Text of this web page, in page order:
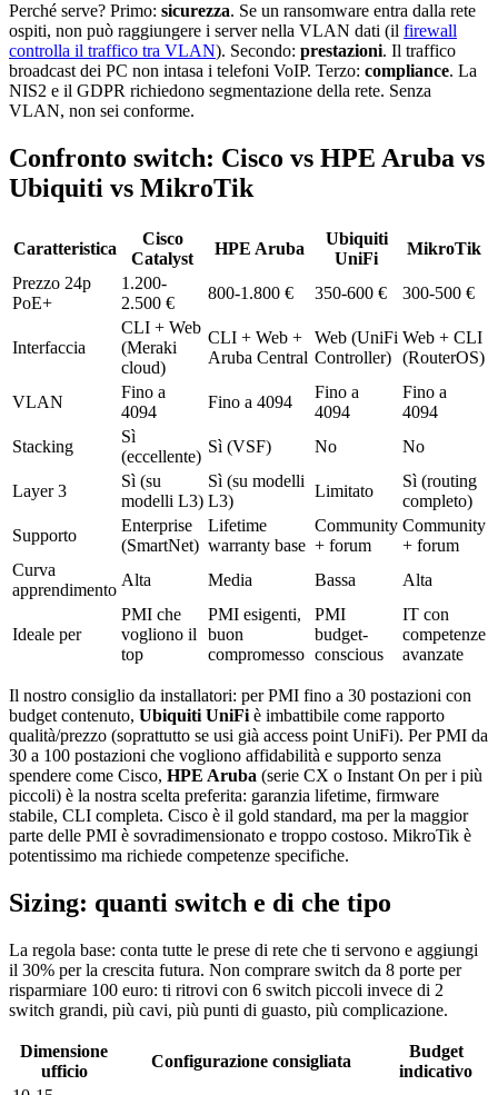
Perché serve? Primo: sicurezza. Se un ransomware entra dalla rete
ospiti, non può raggiungere i server nella VLAN dati (il firewall
controlla il traffico tra VLAN). Secondo: prestazioni. Il traffico
broadcast dei PC non intasa i telefoni VoIP. Terzo: compliance. La
NIS2 e il GDPR richiedono segmentazione della rete. Senza
VLAN, non sei conforme.
Confronto switch: Cisco vs HPE Aruba vs
Ubiquiti vs MikroTik
Caratteristica
Cisco
Catalyst
HPE Aruba
Ubiquiti
UniFi
MikroTik
Prezzo 24p
PoE+
1.200-
2.500 €
800-1.800 € 350-600 € 300-500 €
Interfaccia
CLI + Web
(Meraki
cloud)
CLI + Web +
Aruba Central
Web (UniFi
Controller)
Web + CLI
(RouterOS)
VLAN
Fino a
4094
Fino a 4094
Fino a
4094
Fino a
4094
Stacking
Sì
(eccellente)
Sì (VSF) No No
Layer 3
Sì (su
modelli L3)
Sì (su modelli
L3)
Limitato
Sì (routing
completo)
Supporto
Enterprise
(SmartNet)
Lifetime
warranty base
Community
+ forum
Community
+ forum
Curva
apprendimento
Alta Media Bassa Alta
Ideale per
PMI che
vogliono il
top
PMI esigenti,
buon
compromesso
PMI
budget-
conscious
IT con
competenze
avanzate
Il nostro consiglio da installatori: per PMI fino a 30 postazioni con
budget contenuto, Ubiquiti UniFi è imbattibile come rapporto
qualità/prezzo (soprattutto se usi già access point UniFi). Per PMI da
30 a 100 postazioni che vogliono affidabilità e supporto senza
spendere come Cisco, HPE Aruba (serie CX o Instant On per i più
piccoli) è la nostra scelta preferita: garanzia lifetime, firmware
stabile, CLI completa. Cisco è il gold standard, ma per la maggior
parte delle PMI è sovradimensionato e troppo costoso. MikroTik è
potentissimo ma richiede competenze specifiche.
Sizing: quanti switch e di che tipo
La regola base: conta tutte le prese di rete che ti servono e aggiungi
il 30% per la crescita futura. Non comprare switch da 8 porte per
risparmiare 100 euro: ti ritrovi con 6 switch piccoli invece di 2
switch grandi, più cavi, più punti di guasto, più complicazione.
Dimensione
ufficio
Configurazione consigliata
Budget
indicativo